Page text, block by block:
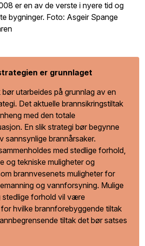
er en av de verste i nyere tid og
bygninger. Foto: Asgeir Spange
er grunnlaget
bør utarbeides på grunnlag av en
Det aktuelle brannsikringstiltak
med den totale
En slik strategi bør begynne
sannsynlige brannårsaker.
med stedlige forhold,
og tekniske muligheter og
brannvesenets muligheter for
og vannforsyning. Mulige
stedlige forhold vil være
hvilke brannforebyggende tiltak
tiltak det bør satses